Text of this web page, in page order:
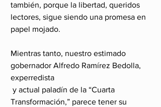
también, porque la libertad, queridos
lectores, sigue siendo una promesa en
papel mojado.
Mientras tanto, nuestro estimado
gobernador Alfredo Ramírez Bedolla,
experredista
y actual paladín de la “Cuarta
Transformación,” parece tener su